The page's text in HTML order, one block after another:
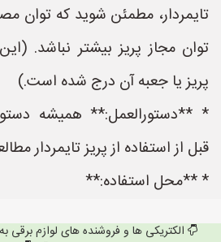
تایمردار، مطمئن شوید که توان
توان مجاز پریز بیشتر نباشد.
پریز یا جعبه آن درج شده است.)
* **دستورالعمل:** همیشه
قبل از استفاده از پریز تایمردار
* **محل استفاده:**
الکتریکی ها و فروشنده های لوازم